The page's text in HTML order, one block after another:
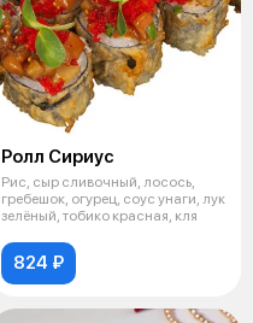
Ролл Сириус
Рис, сыр сливочный, лосось,
гребешок, огурец, соус унаги, лук
зелёный, тобико красная, кля
824 ₽